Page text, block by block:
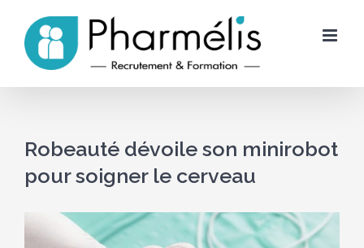
content
Robeauté dévoile son minirobot
pour soigner le cerveau